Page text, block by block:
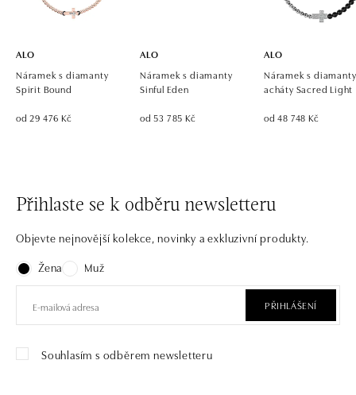
ALO
Náramek s diamanty
Spirit Bound
od 29 476 Kč
ALO
Náramek s diamanty
Sinful Eden
od 53 785 Kč
ALO
Náramek s
acháty Sacred Light
od 48 748 Kč
Přihlaste se k odběru newsletteru
Objevte nejnovější kolekce, novinky a exkluzivní produkty.
Žena
Muž
PŘIHLÁŠENÍ
Souhlasím s odběrem newsletteru